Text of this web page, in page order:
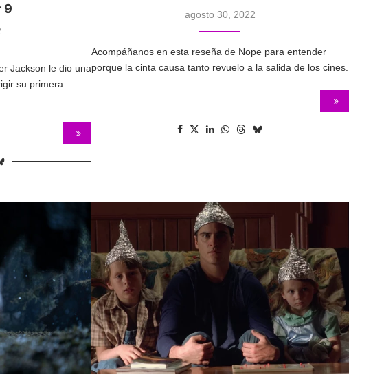
9
Jackson le dio una
su primera
agosto 30, 2022
Acompáñanos en esta reseña de Nope para entender
porque la cinta causa tanto revuelo a la salida de los cines.